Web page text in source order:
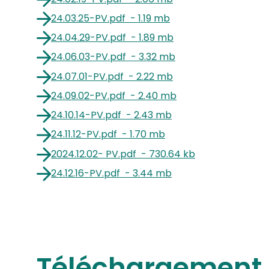
24.03.25-PV.pdf - 1.19 mb
24.04.29-PV.pdf - 1.89 mb
24.06.03-PV.pdf - 3.32 mb
24.07.01-PV.pdf - 2.22 mb
24.09.02-PV.pdf - 2.40 mb
24.10.14-PV.pdf - 2.43 mb
24.11.12-PV.pdf - 1.70 mb
2024.12.02- PV.pdf - 730.64 kb
24.12.16-PV.pdf - 3.44 mb